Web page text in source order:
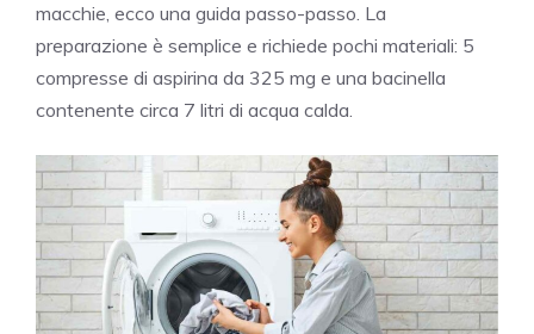
macchie, ecco una guida passo-passo. La
preparazione è semplice e richiede pochi materiali: 5
compresse di aspirina da 325 mg e una bacinella
contenente circa 7 litri di acqua calda.